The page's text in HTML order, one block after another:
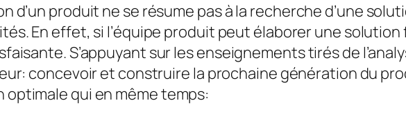
d’un produit ne se résume pas à la recherche d’une
En effet, si l’équipe produit peut élaborer une
S’appuyant sur les enseignements tirés de
concevoir et construire la prochaine génération du
qui en même temps: